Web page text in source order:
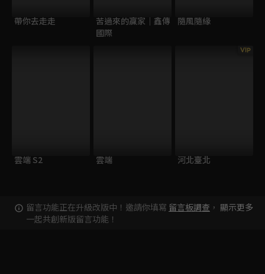
帶你去走走
苦過來的贏家｜鑫傳
國際
隨風隨緣
雲端 S2 雲端
VIP
河北臺北
留言功能正在升級改版中！邀請你填寫 留言板調查 ，
一起共創新版留言功能！
顯示更多